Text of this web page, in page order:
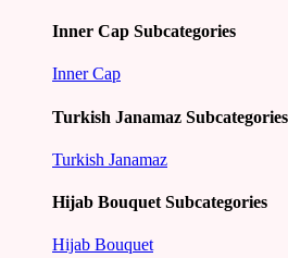
Inner Cap Subcategories
Inner Cap
Turkish Janamaz Subcategories
Turkish Janamaz
Hijab Bouquet Subcategories
Hijab Bouquet